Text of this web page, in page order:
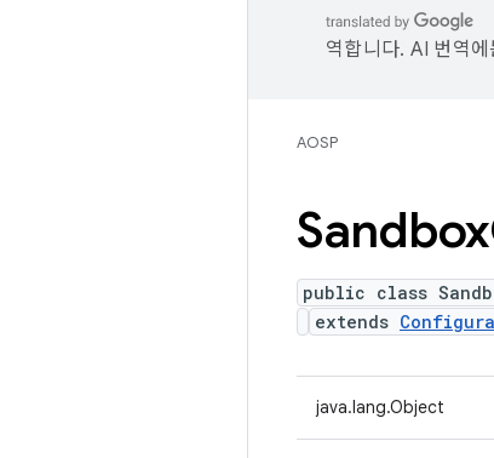
역합니다. AI 번역
AOSP
Sandbox
public class
extends
java.lang.Object